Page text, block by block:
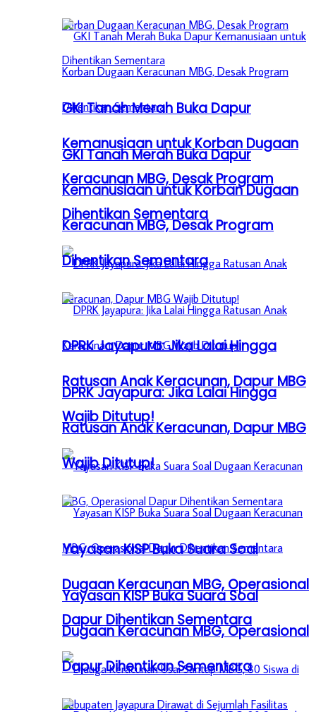
GKI Tanah Merah Buka Dapur
Kemanusiaan untuk Korban Dugaan
Keracunan MBG, Desak Program
Dihentikan Sementara
DPRK Jayapura: Jika Lalai Hingga
Ratusan Anak Keracunan, Dapur MBG
Wajib Ditutup!
Yayasan KISP Buka Suara Soal
Dugaan Keracunan MBG, Operasional
Dapur Dihentikan Sementara
GKI Tanah Merah Buka Dapur
Kemanusiaan untuk Korban Dugaan
Keracunan MBG, Desak Program
Dihentikan Sementara
DPRK Jayapura: Jika Lalai Hingga
Ratusan Anak Keracunan, Dapur MBG
Wajib Ditutup!
Yayasan KISP Buka Suara Soal
Dugaan Keracunan MBG, Operasional
Dapur Dihentikan Sementara